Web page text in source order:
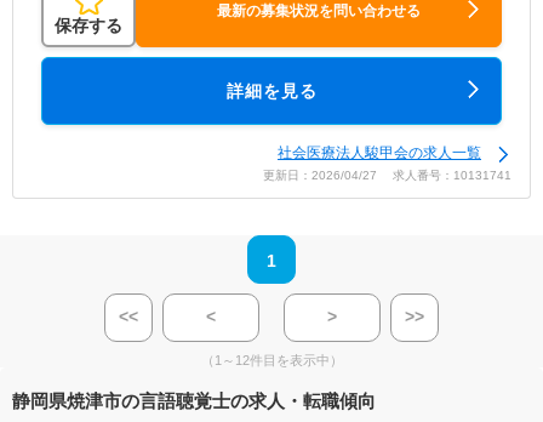
保存する
最新の募集状況を問い合わせる
詳細を見る
社会医療法人駿甲会の求人一覧
更新日：2026/04/27 求人番号：10131741
1
<< < > >>
（1～12件目を表示中）
静岡県焼津市の言語聴覚士の求人・転職傾向